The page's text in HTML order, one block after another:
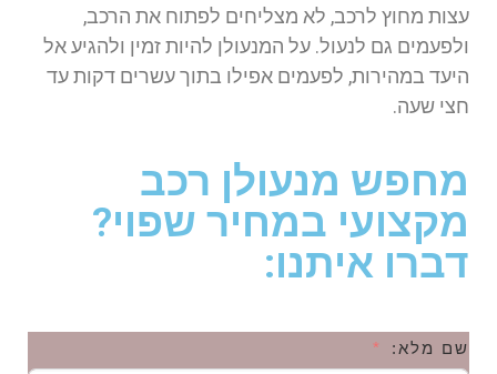
עצות מחוץ לרכב, לא מצליחים לפתוח את הרכב,
ולפעמים גם לנעול. על המנעולן להיות זמין ולהגיע אל
היעד במהירות, לפעמים אפילו בתוך עשרים דקות עד
חצי שעה.
מחפש מנעולן רכב
מקצועי במחיר שפוי?
דברו איתנו:
שם מלא: